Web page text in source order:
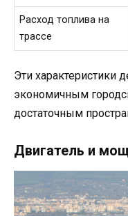
Расход топлива на
трассе
Эти характеристики
экономичным
достаточным
Двигатель и